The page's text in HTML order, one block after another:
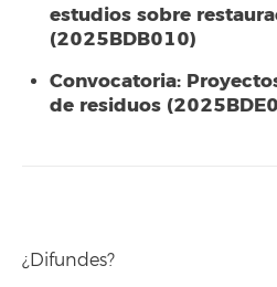
estudios sobre
(2025BDB010)
Convocatoria:
de residuos
¿Difundes?